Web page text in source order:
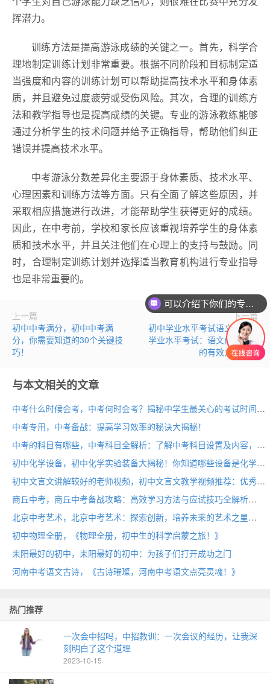
挥潜力。
训练方法是提高游泳成绩的关键之一。首先，科学合
理地制定训练计划非常重要。根据不同阶段和目标制定适
当强度和内容的训练计划可以帮助提高技术水平和身体素
质，并且避免过度疲劳或受伤风险。其次，合理的训练方
法和教学指导也是提高成绩的关键。专业的游泳教练能够
通过分析学生的技术问题并给予正确指导，帮助他们纠正
错误并提高技术水平。
中考游泳分数差异化主要源于身体素质、技术水平、
心理因素和训练方法等方面。只有全面了解这些原因，并
采取相应措施进行改进，才能帮助学生获得更好的成绩。
因此，在中考前，学校和家长应该重视培养学生的身体素
质和技术水平，并且关注他们在心理上的支持与鼓励。同
时，合理制定训练计划并选择适当教育机构进行专业指导
也是非常重要的。
上一篇
初中中考满分，初中中考满
分，你需要知道的30个关键技
巧！
下一篇
初中学业水平考试语文，初中
学业水平考试：语文成绩提升
的有效方法分享
与本文相关的文章
中考什么时候会考，中考何时会考？揭秘中学生最关心的考试时间！
中考专用，中考备战：提高学习效率的秘诀大揭秘！
中考的科目有哪些，中考科目全解析：了解中考科目设置及内容，助你备战高考！
初中化学设备，初中化学实验装备大揭秘！你知道哪些设备是化学实验的必备利器吗？
初中文言文讲解较好的老师视频，初中文言文教学视频推荐：优秀老师的精彩讲解！
商丘中考，商丘中考备战攻略：高效学习方法与应试技巧全解析
北京中考艺术，北京中考艺术：探索创新，培养未来的艺术之星
初中物理全册，《物理全册，初中生的科学启蒙之旅！》
耒阳最好的初中，耒阳最好的初中：为孩子们打开成功之门
河南中考语文古诗，《古诗璀璨，河南中考语文点亮灵魂！》
热门推荐
一次会中招吗，中招教训：一次会议的经历，让我深
刻明白了这个道理
2023-10-15
你们是怎么收费的呢？